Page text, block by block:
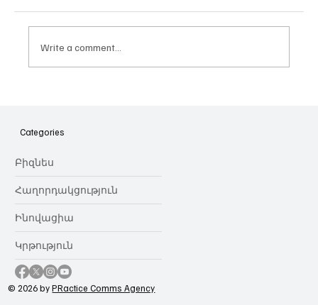
նվիրում որոշում
Write a comment...
Categories
Բիզնես
Հաղորդակցություն
Ինովացիա
Կրթություն
© 2026 byPRactice Comms Agency